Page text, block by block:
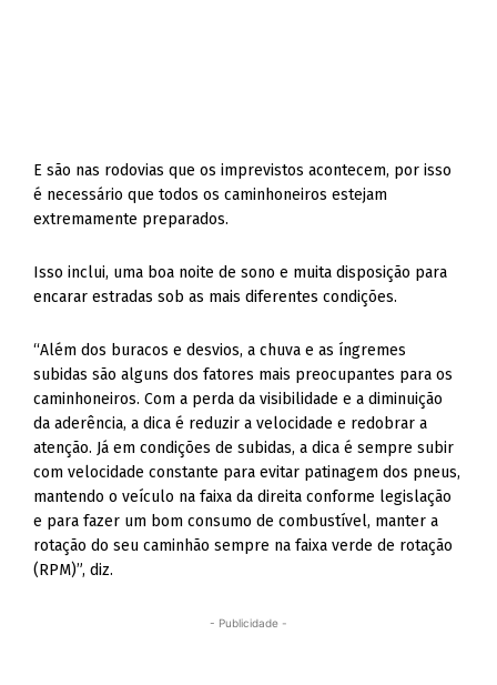
E são nas rodovias que os imprevistos acontecem, por isso
é necessário que todos os caminhoneiros estejam
extremamente preparados.
Isso inclui, uma boa noite de sono e muita disposição para
encarar estradas sob as mais diferentes condições.
“Além dos buracos e desvios, a chuva e as íngremes
subidas são alguns dos fatores mais preocupantes para os
caminhoneiros. Com a perda da visibilidade e a diminuição
da aderência, a dica é reduzir a velocidade e redobrar a
atenção. Já em condições de subidas, a dica é sempre subir
com velocidade constante para evitar patinagem dos pneus,
mantendo o veículo na faixa da direita conforme legislação
e para fazer um bom consumo de combustível, manter a
rotação do seu caminhão sempre na faixa verde de rotação
(RPM)”, diz.
- Publicidade -